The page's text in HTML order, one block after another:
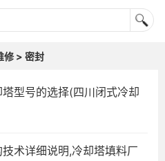
修 > 密封
型号的选择(四川闭式冷却
术详细说明,冷却塔填料厂